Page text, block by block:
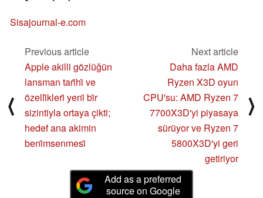
Sisajournal-e.com
⟨
Previous article
Apple akilli gözlüğün
lansman tari̇hi̇ ve
özelli̇kleri̇ yeni̇ bi̇r
sizintiyla ortaya çikti;
hedef ana akimin
beni̇msenmesi̇
Next article
Daha fazla AMD
Ryzen X3D oyun
CPU'su: AMD Ryzen 7
7700X3D'yi piyasaya
sürüyor ve Ryzen 7
5800X3D'yi geri
getiriyor
⟩
Add as a preferred
source on Google